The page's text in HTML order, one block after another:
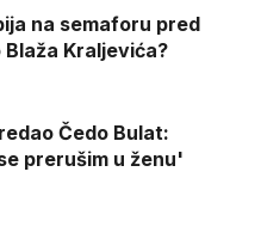
na semaforu pred
Kraljevića?
Čedo Bulat:
prerušim u ženu'